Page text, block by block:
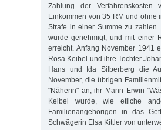
Zahlung der
Einkommen von 35 RM und
Strafe in einer Summe zu
wurde genehmigt, und mit einer
erreicht. Anfang November 1941
Rosa Keibel und ihre Tochter
Hans und Ida Silberberg die
November, die übrigen
"Näherin" an, ihr Mann Erwin
Keibel wurde, wie etliche
Familienangehörigen in das
Schwägerin Elsa Kittler von